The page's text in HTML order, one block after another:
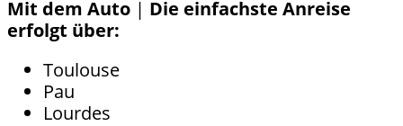
Mit dem Auto | Die einfachste Anreise
erfolgt über:
Toulouse
Pau
Lourdes